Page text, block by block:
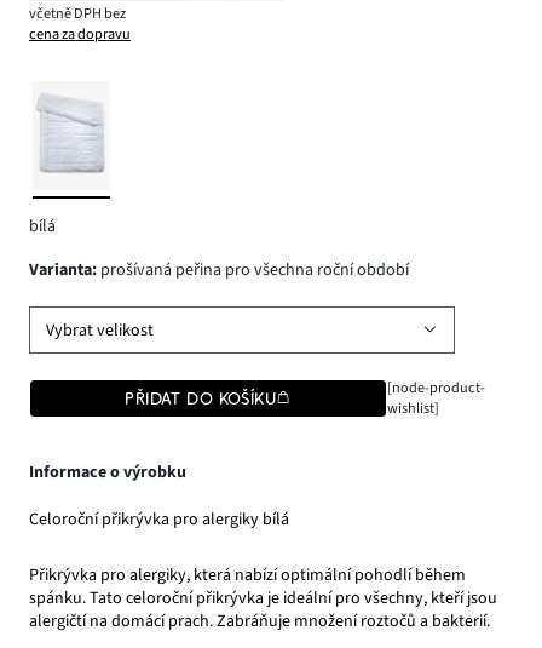
včetně DPH bez
cena za dopravu
bílá
varianta: prošívaná peřina pro všechna roční období
Vybrat velikost
PŘIDAT DO KOŠÍKU
[node-product-
wishlist]
Informace o výrobku
Celoroční přikrývka pro alergiky bílá
Přikrývka pro alergiky, která nabízí optimální pohodlí během
spánku. Tato celoroční přikrývka je ideální pro všechny, kteří jsou
alergičtí na domácí prach. Zabráňuje množení roztočů a bakterií.